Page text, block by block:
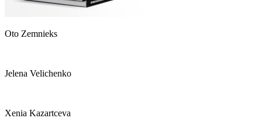
Oto Zemnieks
Jelena Velichenko
Xenia Kazartceva